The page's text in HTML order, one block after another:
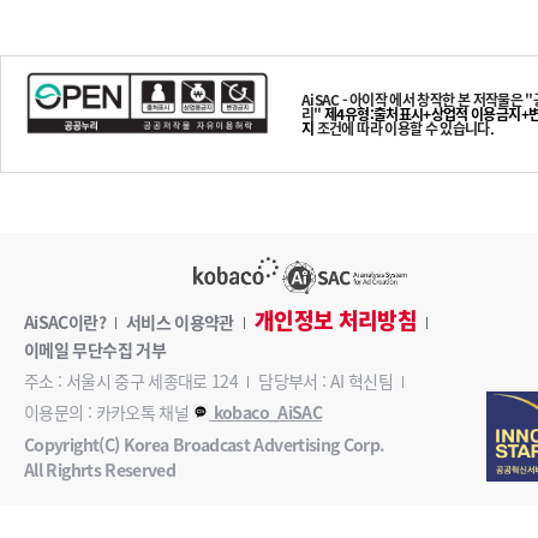
AiSAC - 아이작에서 창작한 본 저작물은 "
리"제4유형:출처표시+상업적 이용금지+
지 조건에 따라 이용할 수 있습니다.
AiSAC이란? 서비스 이용약관 개인정보 처리방침
이메일 무단수집 거부
주소 : 서울시 중구 세종대로 124
담당부서 : AI 혁신팀
이용문의 : 카카오톡 채널
kobaco_AiSAC
Copyright(C) Korea Broadcast Advertising Corp.
All Righrts Reserved